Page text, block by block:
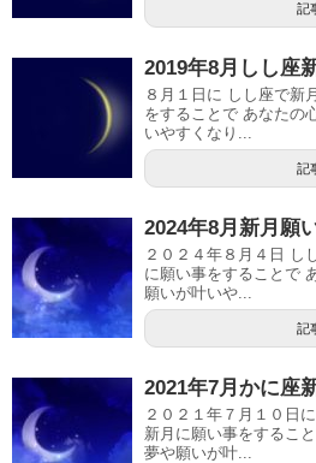
記
2019年8月しし座
８月１日に しし座で新
をすることで あなたの
いやすくなり...
記
2024年8月新月願
２０２４年８月４日 し
に願い事をすることで
願いが叶いや...
記
2021年7月かに座
２０２１年７月１０日
新月に願い事をするこ
夢や願いが叶...